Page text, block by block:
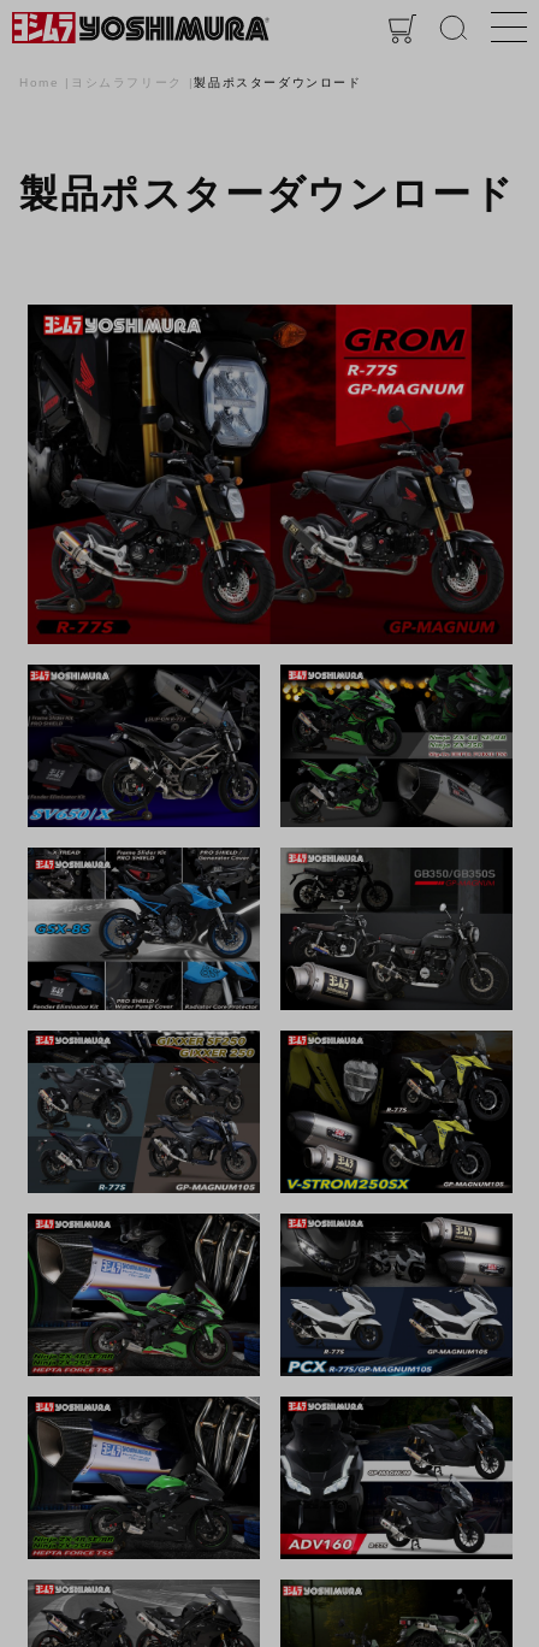
Home ヨシムラフリーク 製品ポスターダウンロード
製品ポスターダウンロード